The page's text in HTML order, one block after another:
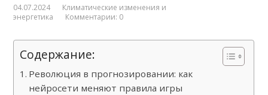
04.07.2024
Климатические изменения и
энергетика
Комментарии: 0
Содержание:
Революция в прогнозировании: как
нейросети меняют правила игры